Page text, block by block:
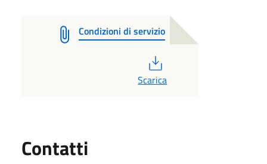
Condizioni di servizio
Scarica
Contatti